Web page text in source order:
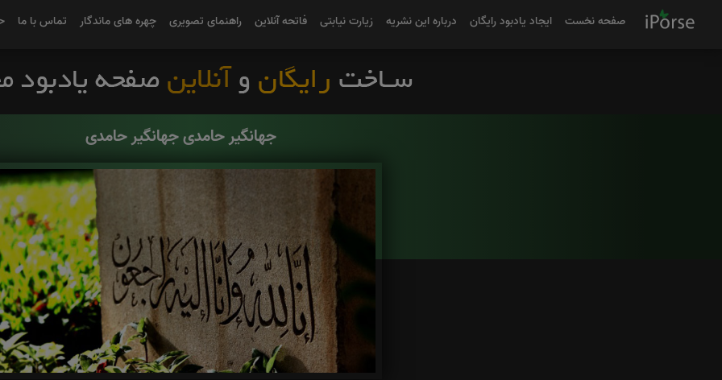
صفحه نخست ایجاد یادبود رایگان درباره این نشریه زیارت نیابتی فاتحه آنلاین راهنمای تصویری چهره های ماندگار تماس با ما
جهانگیر حامدی جهانگیر حامدی